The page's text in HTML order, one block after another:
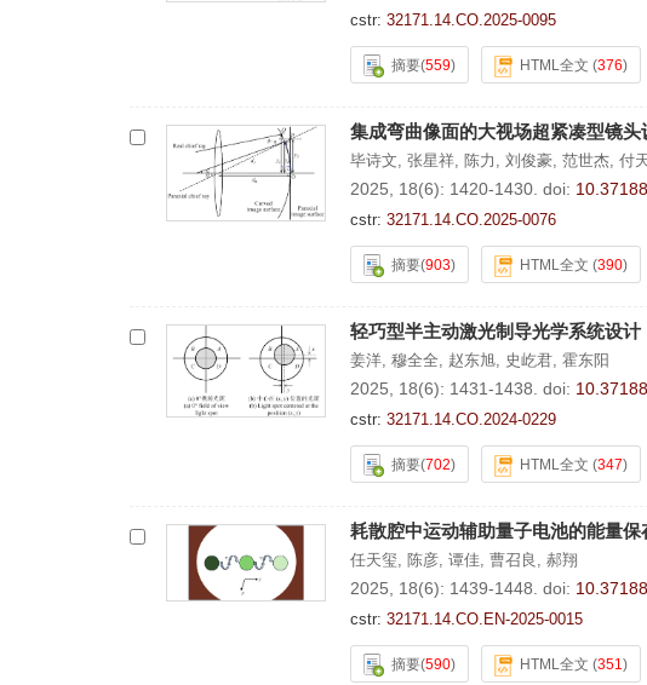
cstr: 32171.14.CO.2025-0095
摘要(559) HTML全文 (376)
集成弯曲像面的大视场超紧凑型镜头
毕诗文 张星祥 陈力 刘俊豪 范世杰 付
2025, 18(6): 1420-1430. doi:
cstr: 32171.14.CO.2025-0076
摘要(903) HTML全文 (390)
轻巧型半主动激光制导光学系统设计
姜洋 穆全全 赵东旭 史屹君 霍东阳
2025, 18(6): 1431-1438. doi:
cstr: 32171.14.CO.2024-0229
摘要(702) HTML全文 (347)
耗散腔中运动辅助量子电池的能量保
任天玺 陈彦 谭佳 曹召良 郝翔
2025, 18(6): 1439-1448. doi:
cstr: 32171.14.CO.EN-2025-0015
摘要(590) HTML全文 (351)